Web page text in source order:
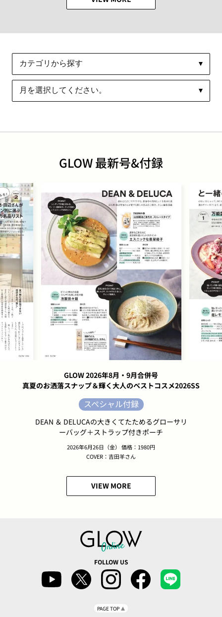
GLOW 最新号&付録
GLOW 2026年8月・9月合併号
真夏のお洒落スナップ＆輝く大人のベストコスメ2026SS
スペシャル付録
DEAN ＆ DELUCAの大きくてたためるグローサリ
ーバッグ＋ストラップ付きポーチ
2026年6月26日（金） 価格：1980円
COVER：吉田羊さん
VIEW MORE
FOLLOW US
PAGE TOP